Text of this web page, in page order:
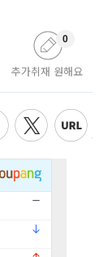
추가취재 원해요
0